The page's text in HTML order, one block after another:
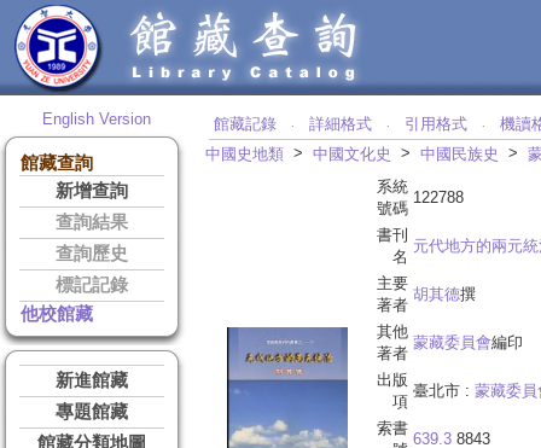
English Version
館藏查詢
新增查詢
查詢結果
查詢歷史
標記記錄
他校館藏
新進館藏
專題館藏
館藏分類地圖
館藏記錄 ‧ 詳細格式 ‧ 引用格式 ‧
機讀
中國史地類 > 中國文化史 > 中國民族史 >
系統
號碼
122788
書刊
名
元代地方的兩元
主要
著者
胡其德撰
其他
著者
蒙藏委員會編印
出版
項
臺北市 : 蒙藏委員
索書
639.3 8843